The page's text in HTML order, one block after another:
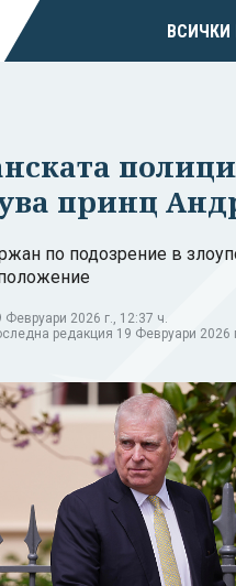
ВСИЧКИ
принц
по подозрение в
Февруари 2026 г., 12:37 ч.
редакция 19 Февруари 2026